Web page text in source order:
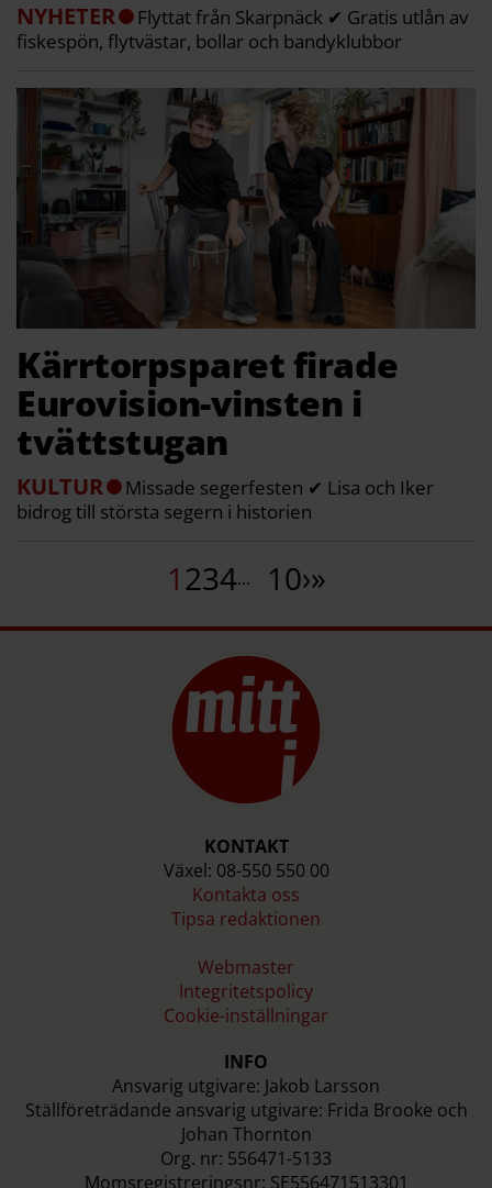
NYHETER
Flyttat från Skarpnäck ✔ Gratis utlån av
fiskespön, flytvästar, bollar och bandyklubbor
Kärrtorpsparet firade
Eurovision-vinsten i
tvättstugan
KULTUR
Missade segerfesten ✔ Lisa och Iker
bidrog till största segern i historien
1234... 10›»
KONTAKT
Växel: 08-550 550 00
Kontakta oss
Tipsa redaktionen
Webmaster
Integritetspolicy
Cookie-inställningar
INFO
Ansvarig utgivare: Jakob Larsson
Ställföreträdande ansvarig utgivare: Frida Brooke och
Johan Thornton
Org. nr: 556471-5133
Momsregistreringsnr: SE556471513301